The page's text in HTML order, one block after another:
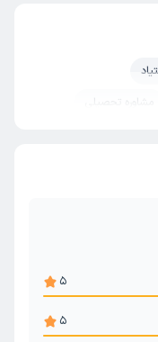
مشاوره تحصیلی
5
5